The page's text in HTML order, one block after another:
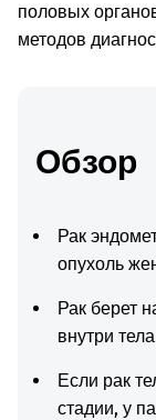
половых
методов
Обзор
Рак
опухоль
Рак берет
внутри
Если рак
стадии, у